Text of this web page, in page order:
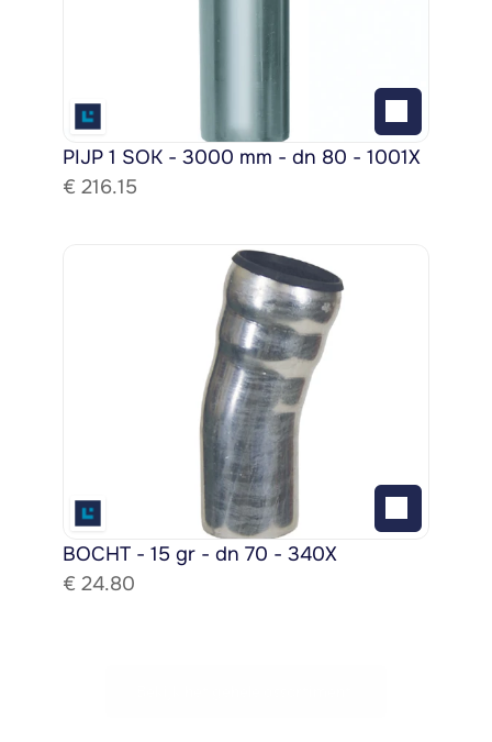
PIJP 1 SOK - 3000 mm - dn 80 - 1001X
€ 216.15
BOCHT - 15 gr - dn 70 - 340X
€ 24.80